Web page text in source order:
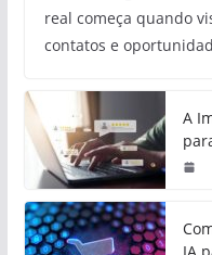
real começa quando
contatos e
A